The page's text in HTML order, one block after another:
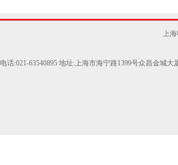
上
电话:021-63540895 地址:上海市海宁路1399号众昌金城大